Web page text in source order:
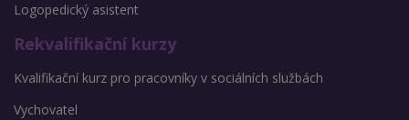
Logopedický asistent
Rekvalifikační kurzy
Kvalifikační kurz pro pracovníky v sociálních službách
Vychovatel